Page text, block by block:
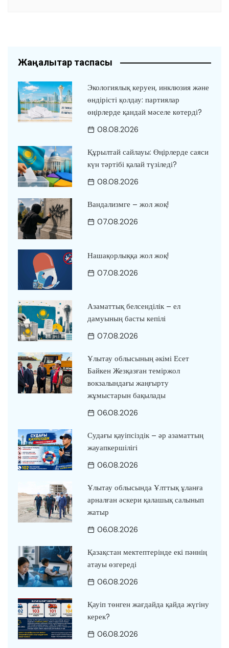
Жаңалықтар таспасы
Экологиялық керуен, инклюзия және
өндірісті қолдау: партиялар
өңірлерде қандай мәселе көтерді?
08.08.2026
Құрылтай сайлауы: Өңірлерде саяси
күн тәртібі қалай түзіледі?
08.08.2026
Вандализмге – жол жоқ!
07.08.2026
Нашақорлыққа жол жоқ!
07.08.2026
Азаматтық белсенділік – ел
дамуының басты кепілі
07.08.2026
Ұлытау облысының әкімі Есет
Байкен Жезқазған теміржол
вокзалындағы жаңғырту
жұмыстарын бақылады
06.08.2026
Судағы қауіпсіздік – әр азаматтың
жауапкершілігі
06.08.2026
Ұлытау облысында Ұлттық ұланға
арналған әскери қалашық салынып
жатыр
06.08.2026
Қазақстан мектептерінде екі пәннің
атауы өзгереді
06.08.2026
Қауіп төнген жағдайда қайда жүгіну
керек?
06.08.2026